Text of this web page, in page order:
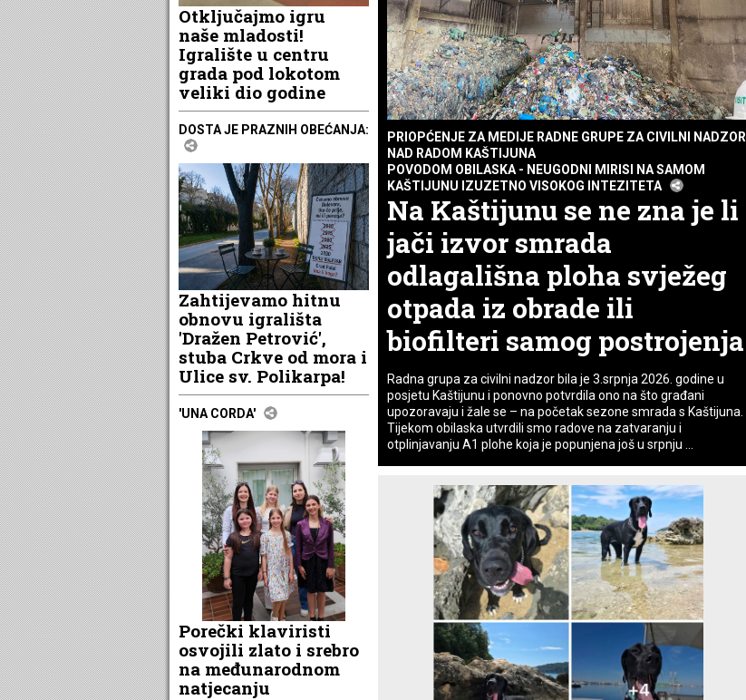
PRIOPĆENJE ZA MEDIJE RADNE GRUPE ZA CIVILNI NADZOR
NAD RADOM KAŠTIJUNA
POVODOM OBILASKA - NEUGODNI MIRISI NA SAMOM
KAŠTIJUNU IZUZETNO VISOKOG INTEZITETA
Na Kaštijunu se ne zna je li
jači izvor smrada
odlagališna ploha svježeg
otpada iz obrade ili
biofilteri samog postrojenja
Radna grupa za civilni nadzor bila je 3.srpnja 2026. godine u
posjetu Kaštijunu i ponovno potvrdila ono na što građani
upozoravaju i žale se – na početak sezone smrada s Kaštijuna.
Tijekom obilaska utvrdili smo radove na zatvaranju i
otplinjavanju A1 plohe koja je popunjena još u srpnju ...
Otključajmo igru
naše mladosti!
Igralište u centru
grada pod lokotom
veliki dio godine
DOSTA JE PRAZNIH OBEĆANJA:
Zahtijevamo hitnu
obnovu igrališta
'Dražen Petrović',
stuba Crkve od mora i
Ulice sv. Polikarpa!
'UNA CORDA'
Porečki klaviristi
osvojili zlato i srebro
na međunarodnom
natjecanju